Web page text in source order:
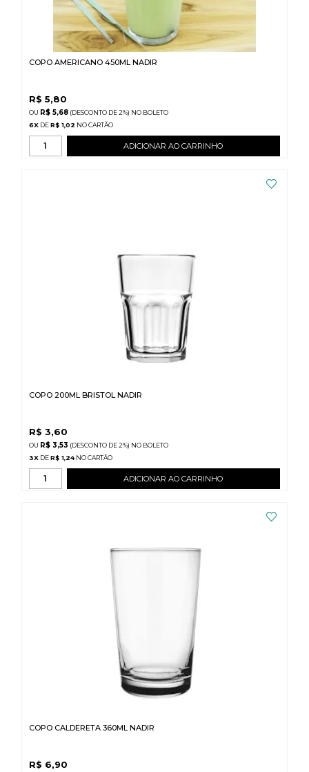
COPO AMERICANO 450ML NADIR
R$ 5,80
R$ 5,68 (DESCONTO DE 2%) NO BOLETO
6X DE R$ 1,02
ADICIONAR AO CARRINHO
COPO 200ML BRISTOL NADIR
R$ 3,60
R$ 3,53 (DESCONTO DE 2%) NO BOLETO
3X DE R$ 1,24
ADICIONAR AO CARRINHO
COPO CALDERETA 360ML NADIR
R$ 6,90